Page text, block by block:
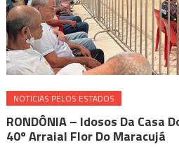
NOTICIAS PELOS ESTADOS
RONDÔNIA – Idosos Da Casa
40º Arraial Flor Do Maracujá